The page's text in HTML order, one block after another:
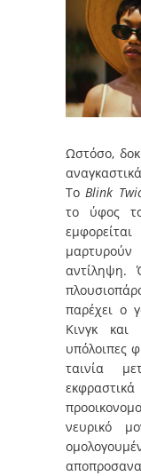
Ωστόσο,
ΤοBlink
το ύφος
αντίληψη.
παρέχει ο
Κινγκ
υπόλοιπες
ταινία
νευρικό